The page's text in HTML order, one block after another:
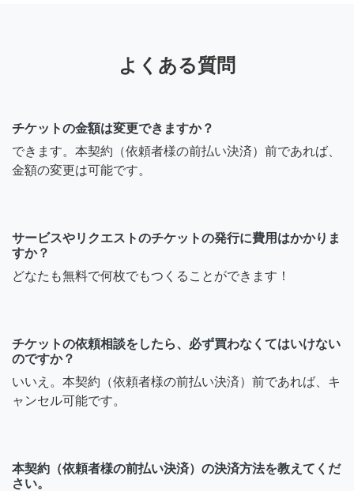
よくある質問
チケットの金額は変更できますか？
できます。本契約（依頼者様の前払い決済）前であれば、
金額の変更は可能です。
サービスやリクエストのチケットの発行に費用はかかりま
すか？
どなたも無料で何枚でもつくることができます！
チケットの依頼相談をしたら、必ず買わなくてはいけない
のですか？
いいえ。本契約（依頼者様の前払い決済）前であれば、キ
ャンセル可能です。
本契約（依頼者様の前払い決済）の決済方法を教えてくだ
さい。